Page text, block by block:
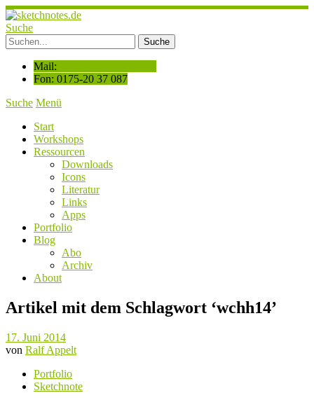
Suche
Mail:
Fon: 0175-20 37 087
Suche Menü
Start
Workshops
Ressourcen
Downloads
Icons
Literatur
Links
Apps
Portfolio
Blog
Abo
Archiv
About
Artikel mit dem Schlagwort ‘wchh14’
17. Juni 2014
von Ralf Appelt
Portfolio
Sketchnote